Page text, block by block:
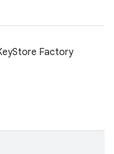
Factory